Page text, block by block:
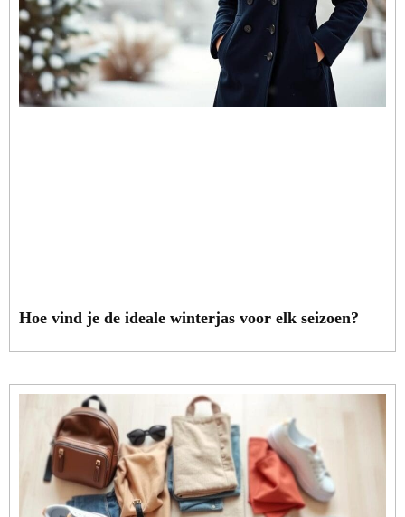
Hoe vind je de ideale winterjas voor elk seizoen?